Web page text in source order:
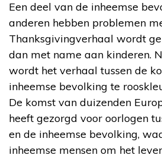
Een deel van de inheemse
anderen hebben problemen
Thanksgivingverhaal wordt
dan met name aan kinderen.
wordt het verhaal tussen de
inheemse bevolking te
De komst van duizenden
heeft gezorgd voor oorlogen
en de inheemse bevolking,
inheemse mensen om het